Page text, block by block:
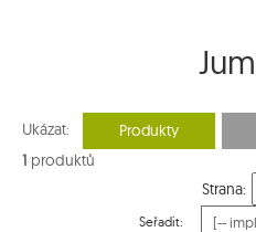
Ukázat: Produkty
1 produktů
Strana:
Seřadit: